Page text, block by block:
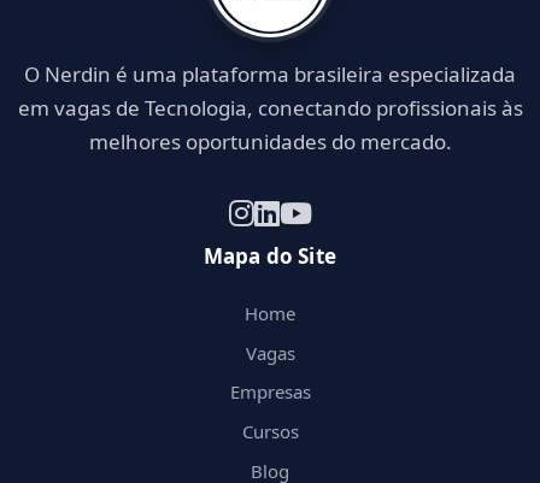
O Nerdin é uma plataforma brasileira especializada
em vagas de Tecnologia, conectando profissionais às
melhores oportunidades do mercado.
Mapa do Site
Home
Vagas
Empresas
Cursos
Blog